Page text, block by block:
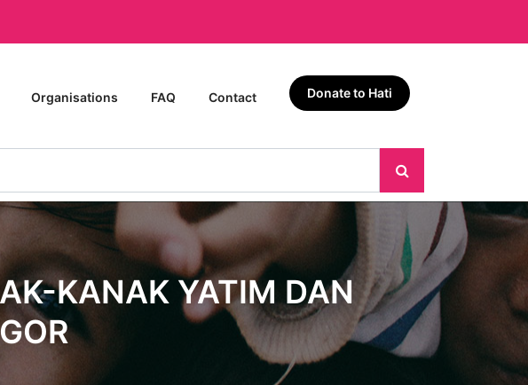
Organisations FAQ Contact Donate to Hati
KANAK YATIM DAN